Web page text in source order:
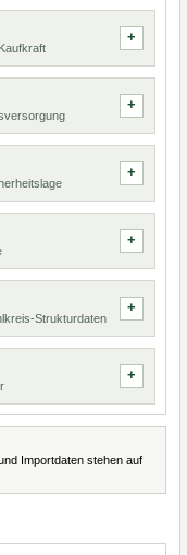
Strukturdaten
Importdaten stehen auf